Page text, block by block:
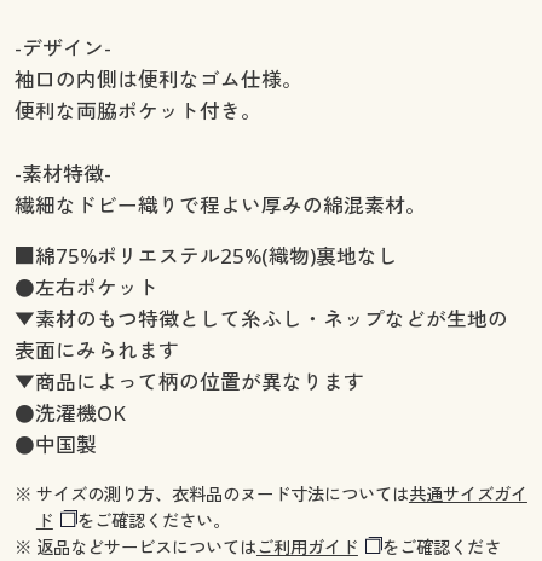
-デザイン-
袖口の内側は便利なゴム仕様。
便利な両脇ポケット付き。
-素材特徴-
繊細なドビー織りで程よい厚みの綿混素材。
■綿75%ポリエステル25%(織物)裏地なし
●左右ポケット
▼素材のもつ特徴として糸ふし・ネップなどが生地の
表面にみられます
▼商品によって柄の位置が異なります
●洗濯機OK
●中国製
※ サイズの測り方、衣料品のヌード寸法については共通サイズガイ
ド
をご確認ください。
※ 返品などサービスについてはご利用ガイド
をご確認くださ